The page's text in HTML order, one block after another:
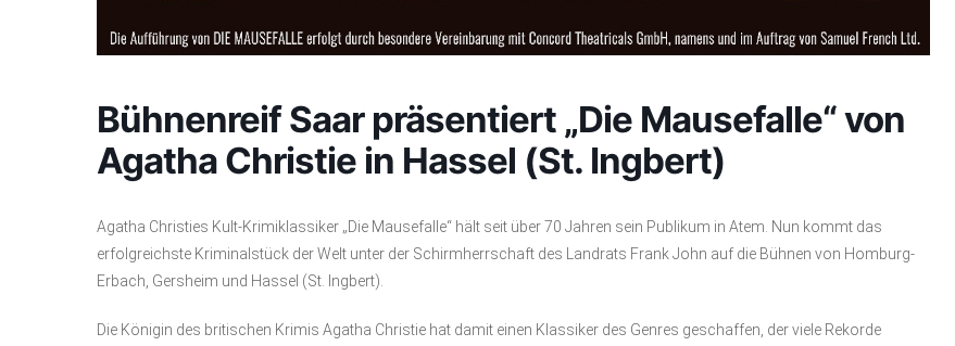
Bühnenreif Saar präsentiert „Die Mausefalle“ von
Agatha Christie in Hassel (St. Ingbert)
Agatha Christies Kult-Krimiklassiker „Die Mausefalle“ hält seit über 70 Jahren sein Publikum in Atem. Nun kommt das
erfolgreichste Kriminalstück der Welt unter der Schirmherrschaft des Landrats Frank John auf die Bühnen von Homburg-
Erbach, Gersheim und Hassel (St. Ingbert).
Die Königin des britischen Krimis Agatha Christie hat damit einen Klassiker des Genres geschaffen, der viele Rekorde